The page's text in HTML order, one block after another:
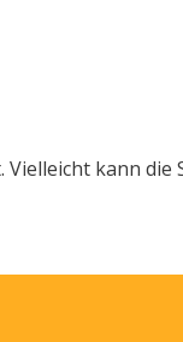
kann die